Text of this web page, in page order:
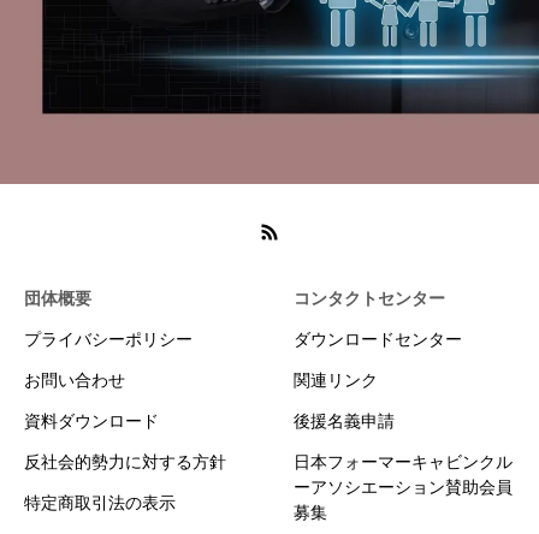
団体概要
プライバシーポリシー
お問い合わせ
資料ダウンロード
反社会的勢力に対する方針
特定商取引法の表示
コンタクトセンター
ダウンロードセンター
関連リンク
後援名義申請
日本フォーマーキャビンクル
ーアソシエーション賛助会員
募集